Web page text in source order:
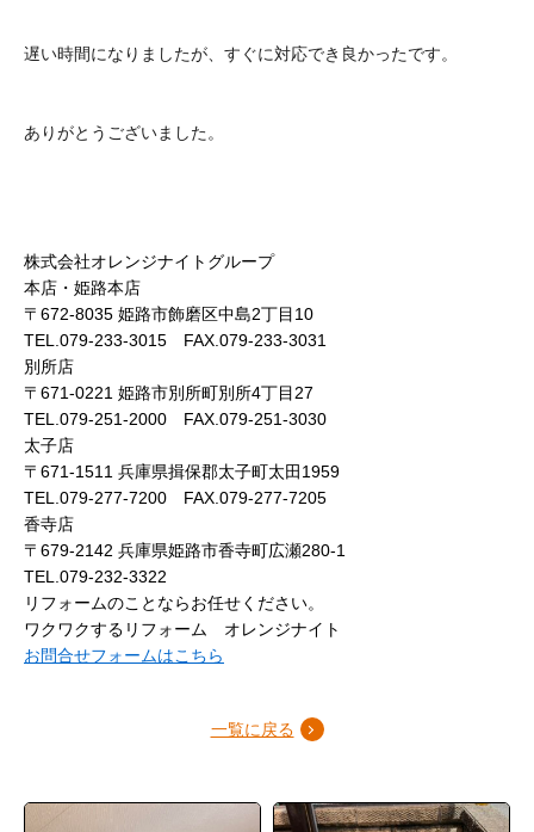
遅い時間になりましたが、すぐに対応でき良かったです。
ありがとうございました。
株式会社オレンジナイトグループ
本店・姫路本店
〒672-8035 姫路市飾磨区中島2丁目10
TEL.079-233-3015 FAX.079-233-3031
別所店
〒671-0221 姫路市別所町別所4丁目27
TEL.079-251-2000 FAX.079-251-3030
太子店
〒671-1511 兵庫県揖保郡太子町太田1959
TEL.079-277-7200 FAX.079-277-7205
香寺店
〒679-2142 兵庫県姫路市香寺町広瀬280-1
TEL.079-232-3322
リフォームのことならお任せください。
ワクワクするリフォーム オレンジナイト
お問合せフォームはこちら
一覧に戻る